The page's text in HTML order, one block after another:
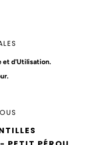
et d'Utilisation.